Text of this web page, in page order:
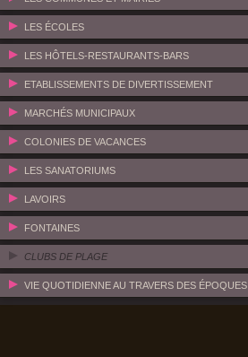
LES ÉCOLES
LES HÔTELS-RESTAURANTS-BARS
ETABLISSEMENTS DE DIVERTISSEMENT
MARCHÉS MUNICIPAUX
COLONIES DE VACANCES
LES SANATORIUMS
LAVOIRS
FONTAINES
CLUBS DE PLAGE
VIE QUOTIDIENNE AU TRAVERS DES ÉPOQUES